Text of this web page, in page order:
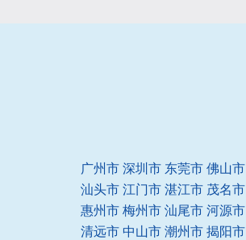
广州市 深圳市 东莞市 佛山市
汕头市 江门市 湛江市 茂名市
惠州市 梅州市 汕尾市 河源市
清远市 中山市 潮州市 揭阳市